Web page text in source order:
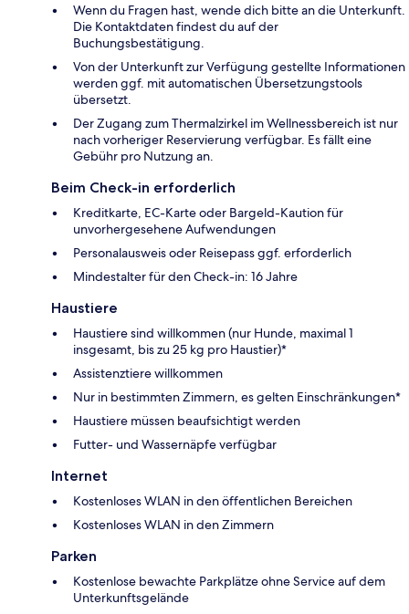
Wenn du Fragen hast, wende dich bitte an die Unterkunft.
Die Kontaktdaten findest du auf der
Buchungsbestätigung.
Von der Unterkunft zur Verfügung gestellte Informationen
werden ggf. mit automatischen Übersetzungstools
übersetzt.
Der Zugang zum Thermalzirkel im Wellnessbereich ist nur
nach vorheriger Reservierung verfügbar. Es fällt eine
Gebühr pro Nutzung an.
Beim Check-in erforderlich
Kreditkarte, EC-Karte oder Bargeld-Kaution für
unvorhergesehene Aufwendungen
Personalausweis oder Reisepass ggf. erforderlich
Mindestalter für den Check-in: 16 Jahre
Haustiere
Haustiere sind willkommen (nur Hunde, maximal 1
insgesamt, bis zu 25 kg pro Haustier)*
Assistenztiere willkommen
Nur in bestimmten Zimmern, es gelten Einschränkungen*
Haustiere müssen beaufsichtigt werden
Futter- und Wassernäpfe verfügbar
Internet
Kostenloses WLAN in den öffentlichen Bereichen
Kostenloses WLAN in den Zimmern
Parken
Kostenlose bewachte Parkplätze ohne Service auf dem
Unterkunftsgelände